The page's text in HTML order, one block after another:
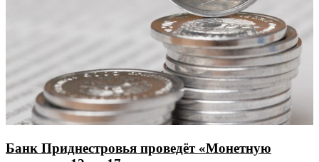
Банк Приднестровья проведёт «Монетную